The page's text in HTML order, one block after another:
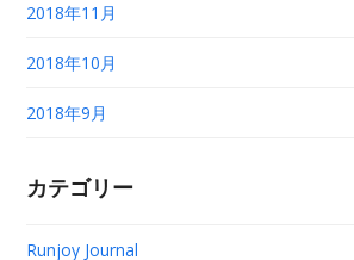
2018年11月
2018年10月
2018年9月
カテゴリー
Runjoy Journal